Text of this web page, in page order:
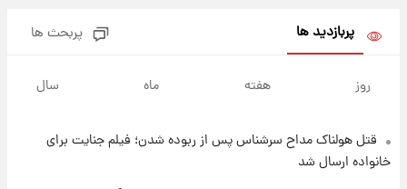
۱۹ ساعت پیش
پربازدید ها پربحث ها
روز هفته ماه سال
قتل هولناک مداح سرشناس پس از ربوده شدن؛ فیلم جنایت برای
خانواده ارسال شد